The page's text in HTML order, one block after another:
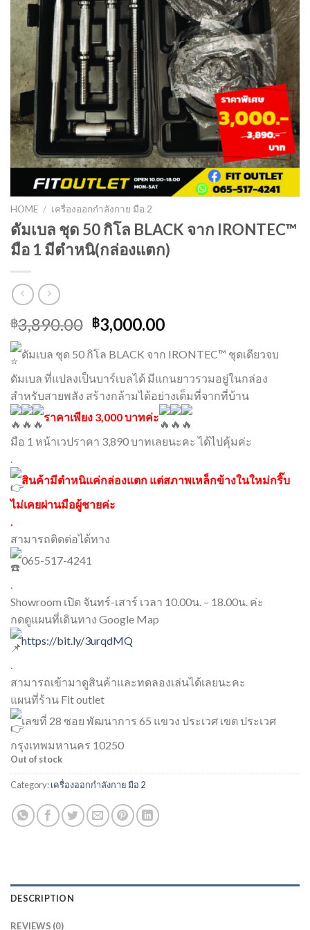
HOME / เครื่องออกกำลังกาย มือ 2
ดัมเบล ชุด 50 กิโล BLACK จาก IRONTEC™
มือ 1 มีตำหนิ(กล่องแตก)
฿3,890.00 ฿3,000.00
ดัมเบล ชุด 50 กิโล BLACK จาก IRONTEC™ ชุดเดียวจบ
ดัมเบล ที่แปลงเป็นบาร์เบลได้ มีแกนยาวรวมอยู่ในกล่อง
สำหรับสายพลัง สร้างกล้ามได้อย่างเต็มที่จากที่บ้าน
ราคาเพียง 3,000 บาทค่ะ
มือ 1 หน้าเวปราคา 3,890 บาทเลยนะคะ ได้ไปคุ้มค่ะ
.
สินค้ามีตำหนิแค่กล่องแตก แต่สภาพเหล็กข้างในใหม่กริ๊บ
ไม่เคยผ่านมือผู้ชายค่ะ
.
สามารถติดต่อได้ทาง
065-517-4241
.
Showroom เปิด จันทร์-เสาร์ เวลา 10.00น. – 18.00น. ค่ะ
กดดูแผนที่เดินทาง Google Map
https://bit.ly/3urqdMQ
.
สามารถเข้ามาดูสินค้าและทดลองเล่นได้เลยนะคะ
แผนที่ร้าน Fit outlet
เลขที่ 28 ซอย พัฒนาการ 65 แขวง ประเวศ เขต ประเวศ
กรุงเทพมหานคร 10250
Out of stock
Category:เครื่องออกกำลังกาย มือ 2
DESCRIPTION
REVIEWS (0)